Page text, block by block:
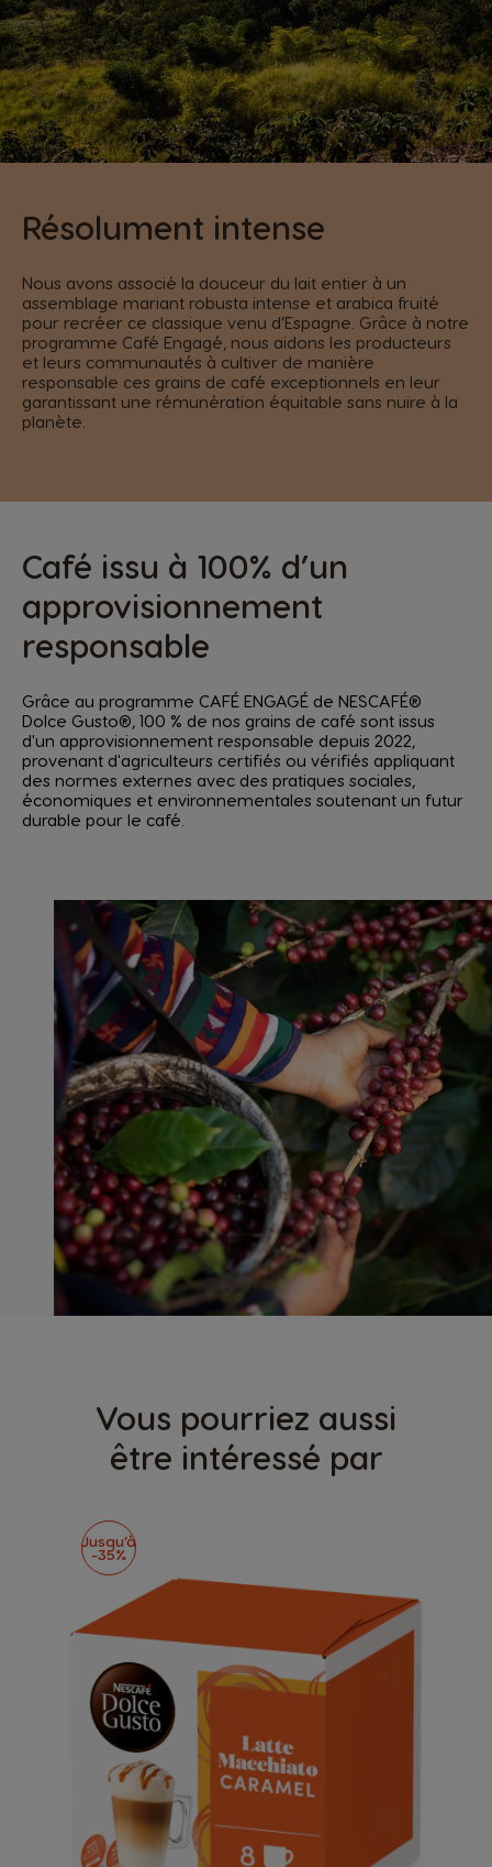
Résolument intense
Nous avons associé la douceur du lait entier à un
assemblage mariant robusta intense et arabica fruité
pour recréer ce classique venu d’Espagne. Grâce à notre
programme Café Engagé, nous aidons les producteurs
et leurs communautés à cultiver de manière
responsable ces grains de café exceptionnels en leur
garantissant une rémunération équitable sans nuire à la
planète.
Café issu à 100% d’un
approvisionnement
responsable
Grâce au programme CAFÉ ENGAGÉ de NESCAFÉ®
Dolce Gusto®, 100 % de nos grains de café sont issus
d'un approvisionnement responsable depuis 2022,
provenant d'agriculteurs certifiés ou vérifiés appliquant
des normes externes avec des pratiques sociales,
économiques et environnementales soutenant un futur
durable pour le café.
Vous pourriez aussi
être intéressé par
Jusqu’à
-35%